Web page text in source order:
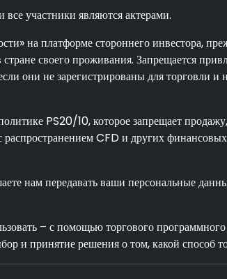
участники являются актерами.
на платформе стороннего инвестора,
своего проживания. Запрещается
они не зарегистрированы для торговли
PS20/10, которое запрещает
CFD и других
нам передавать ваши персональные
– с помощью торгового
и принятие решения о том, какой способ